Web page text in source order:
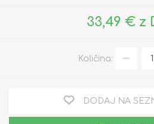
33,49 € z
Količina:
DODAJ NA